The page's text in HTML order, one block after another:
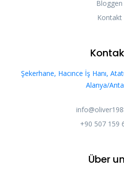
Bloggen
Kontakt
Şekerhane, Hacınce İş Hanı,
Alanya/
+90 507 159
Über